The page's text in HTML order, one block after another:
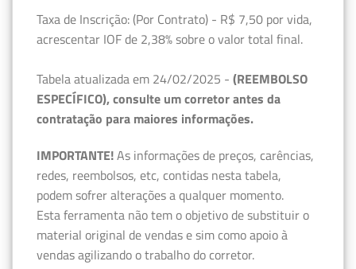
Taxa de Inscrição: (Por Contrato) - R$ 7,50 por vida,
acrescentar IOF de 2,38% sobre o valor total final.
Tabela atualizada em 24/02/2025 - (REEMBOLSO
ESPECÍFICO), consulte um corretor antes da
contratação para maiores informações.
IMPORTANTE!As informações de preços, carências,
redes, reembolsos, etc, contidas nesta tabela,
podem sofrer alterações a qualquer momento.
Esta ferramenta não tem o objetivo de substituir o
material original de vendas e sim como apoio à
vendas agilizando o trabalho do corretor.